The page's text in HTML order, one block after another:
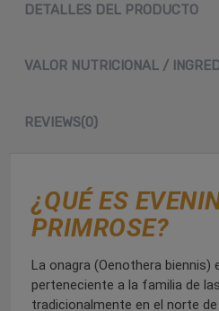
DETALLES DEL PRODUCTO
VALOR NUTRICIONAL /
REVIEWS(0)
¿QUÉ ES
PRIMROSE?
La onagra (Oenothera biennis)
perteneciente a la familia de
tradicionalmente en el norte